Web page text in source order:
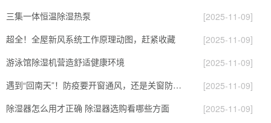
三集一体恒温除湿热泵
[2025-11-09]
超全！全屋新风系统工作原理动图，赶紧收藏
[2025-11-09]
游泳馆除湿机营造舒适健康环境
[2025-11-09]
遇到“回南天”！防疫要开窗通风，还是关窗防湿？
[2025-11-09]
除湿器怎么用才正确 除湿器选购看哪些方面
[2025-11-09]